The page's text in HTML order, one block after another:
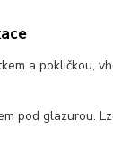
a pokličkou,
pod glazurou.